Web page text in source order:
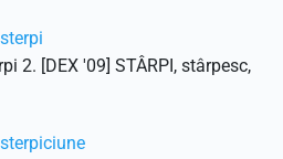
2. [DEX '09] STÂRPI, stârpesc,